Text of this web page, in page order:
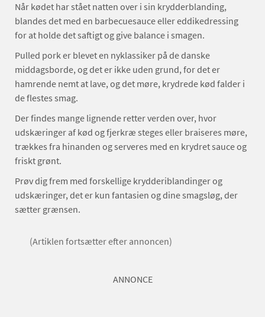
Når kødet har stået natten over i sin krydderblanding,
blandes det med en barbecuesauce eller eddikedressing
for at holde det saftigt og give balance i smagen.
Pulled pork er blevet en nyklassiker på de danske
middagsborde, og det er ikke uden grund, for det er
hamrende nemt at lave, og det møre, krydrede kød falder i
de flestes smag.
Der findes mange lignende retter verden over, hvor
udskæringer af kød og fjerkræ steges eller braiseres møre,
trækkes fra hinanden og serveres med en krydret sauce og
friskt grønt.
Prøv dig frem med forskellige krydderiblandinger og
udskæringer, det er kun fantasien og dine smagsløg, der
sætter grænsen.
(Artiklen fortsætter efter annoncen)
ANNONCE